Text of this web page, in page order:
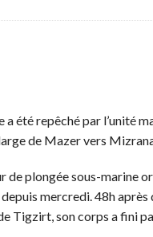
a été repêché par l’unité
de Mazer vers
de plongée sous-marine
mercredi. 48h après
Tigzirt, son corps a fini